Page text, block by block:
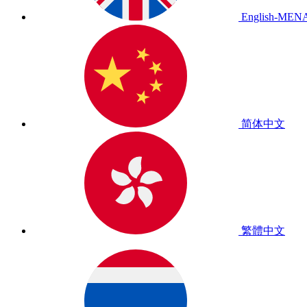
English-
简体中文
繁體中文